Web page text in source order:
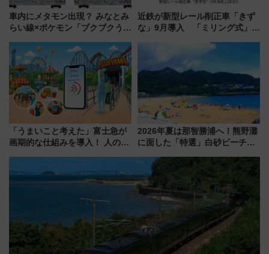
車内にメタモン出現？ みなとみ
らい線×ポケモン「ブクブクうみ
行開始に！ この夏は直通列車で
横浜へ！
近鉄が新型レール削正車「きず
な」9月導入 「ミリング式」採
化！安全性や乗り心地の向上に
貢献するだけでなく、全線区で
活躍するための仕組みも
「うまいこと考えた」富士急が
画期的な仕組みを導入！ 人のか
2026年夏は那智勝浦へ！熊野灘
に面した「特選」白砂ビーチは
会」は8月11日開催！